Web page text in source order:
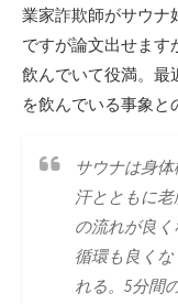
業家詐欺師がサウナ
ですが論文出せます
飲んでいて役満。最
を飲んでいる事象と
サウナは身体
汗とともに
の流れが良
循環も良く
れる。5分間